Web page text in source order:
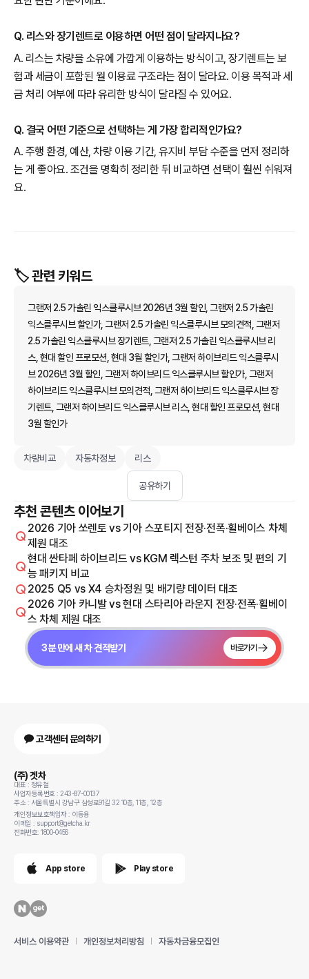
Q. 리스와 장기렌트로 이용하면 어떤 점이 달라지나요?
A. 리스는 차량을 소유에 가깝게 이용하는 방식이고, 장기렌트는 보
험과 세금이 포함된 월 이용료 구조라는 점이 달라요. 이용 목적과 세
금 처리 여부에 따라 유리한 방식이 달라질 수 있어요.
Q. 결국 어떤 기준으로 선택하는 게 가장 합리적인가요?
A. 주행 환경, 예산, 차량 이용 기간, 유지비 부담 수준을 먼저 정리하
는 게 좋아요. 조건을 명확히 정리한 뒤 비교하면 선택이 훨씬 쉬워져
요.
🏷️ 관련 키워드
그랜저 2.5 가솔린 익스클루시브 2026년 3월 할인, 그랜저 2.5 가솔린
익스클루시브 할인가, 그랜저 2.5 가솔린 익스클루시브 모의견적, 그랜저
2.5 가솔린 익스클루시브 장기렌트, 그랜저 2.5 가솔린 익스클루시브 리
스, 현대 할인 프로모션, 현대 3월 할인가, 그랜저 하이브리드 익스클루시
브 2026년 3월 할인, 그랜저 하이브리드 익스클루시브 할인가, 그랜저
하이브리드 익스클루시브 모의견적, 그랜저 하이브리드 익스클루시브 장
기렌트, 그랜저 하이브리드 익스클루시브 리스, 현대 할인 프로모션, 현대
3월 할인가
차량비교 자동차정보 리스
공유하기
추천 콘텐츠 이어보기
2026 기아 쏘렌토 vs 기아 스포티지 전장·전폭·휠베이스 차체
제원 대조
현대 싼타페 하이브리드 vs KGM 렉스턴 주차 보조 및 편의 기
능 패키지 비교
2025 Q5 vs X4 승차정원 및 배기량 데이터 대조
2026 기아 카니발 vs 현대 스타리아 라운지 전장·전폭·휠베이
스 차체 제원 대조
3분 만에 새 차 견적받기 바로가기
고객센터 문의하기
(주) 겟차
대표 : 정유철
사업자등록번호 : 243-87-00137
주소 : 서울특별시 강남구 삼성로91길 32 10층, 11층, 12층
개인정보보호책임자 : 이동용
이메일 : support@getcha.kr
전화번호: 1800-0456
App store Play store
서비스 이용약관 개인정보처리방침 자동차금융모집인